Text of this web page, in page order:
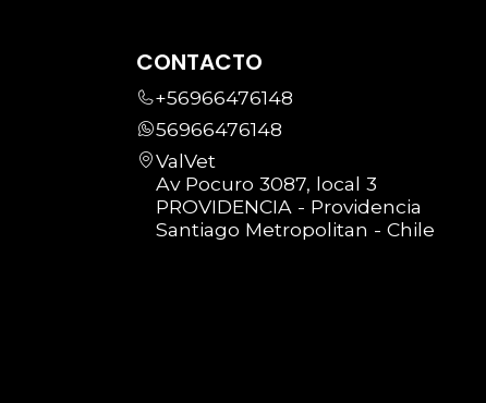
CONTACTO
+56966476148
56966476148
ValVet
Av Pocuro 3087, local 3
PROVIDENCIA - Providencia
Santiago Metropolitan - Chile